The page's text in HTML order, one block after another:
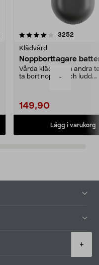
-
+
3252
Klädvård
Noppborttagare
Vårda kläder och andra
ta bort noppor och ludd.
149,90
Lägg i varukorg
4.5av 5 stjärnor